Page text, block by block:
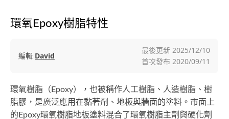
環氧Epoxy樹脂特性
編輯 David
最後更新 2025/12/10
首次發布 2020/09/11
環氧樹脂（Epoxy），也被稱作人工樹脂、人造樹脂、樹
脂膠，是廣泛應用在黏著劑、地板與牆面的塗料。市面上
的Epoxy環氧樹脂地板塗料混合了環氧樹脂主劑與硬化劑